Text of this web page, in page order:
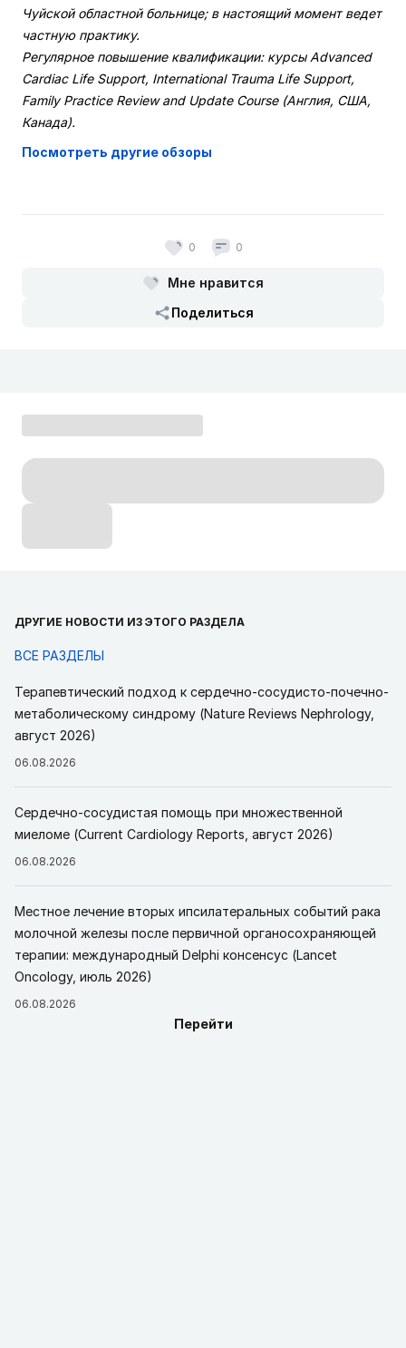
Чуйской областной больнице; в настоящий момент ведет
частную практику.
Регулярное повышение квалификации: курсы Advanced
Cardiac Life Support, International Trauma Life Support,
Family Practice Review and Update Course (Англия, США,
Канада).
Посмотреть другие обзоры
0 0
Мне нравится
Поделиться
ДРУГИЕ НОВОСТИ ИЗ ЭТОГО РАЗДЕЛА
ВСЕ РАЗДЕЛЫ
Терапевтический подход к сердечно-сосудисто-почечно-
метаболическому синдрому (Nature Reviews Nephrology,
август 2026)
06.08.2026
Сердечно-сосудистая помощь при множественной
миеломе (Current Cardiology Reports, август 2026)
06.08.2026
Местное лечение вторых ипсилатеральных событий рака
молочной железы после первичной органосохраняющей
терапии: международный Delphi консенсус (Lancet
Oncology, июль 2026)
06.08.2026
Перейти